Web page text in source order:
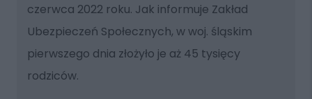
czerwca 2022 roku. Jak informuje Zakład
Ubezpieczeń Społecznych, w woj. śląskim
pierwszego dnia złożyło je aż 45 tysięcy
rodziców.